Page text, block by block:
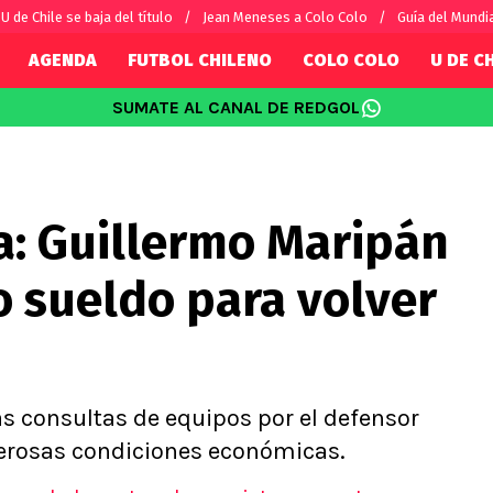
U de Chile se baja del título Jean Meneses a Colo Colo Guía del
por el mundo
Fútbol Argentino
Fútbol Brasileño
Conference
Ligue 1
Premier
Serie A
AGENDA FUTBOL CHILENO COLO COLO U DE
SUMATE AL CANAL DE REDGOL
Guillermo Maripán
sueldo para volver
consultas de equipos por el defensor
condiciones económicas.